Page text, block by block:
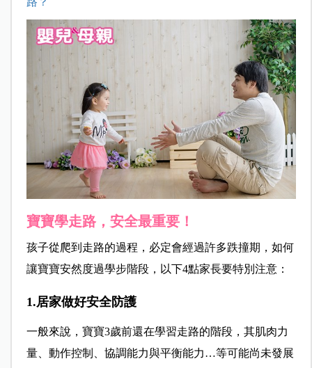
寶寶學走路，安全最重要！
孩子從爬到走路的過程，必定會經過許多跌撞期，如何
讓寶寶安然度過學步階段，以下4點家長要特別注意：
1.居家做好安全防護
一般來說，寶寶3歲前還在學習走路的階段，其肌肉力
量、動作控制、協調能力與平衡能力…等可能尚未發展